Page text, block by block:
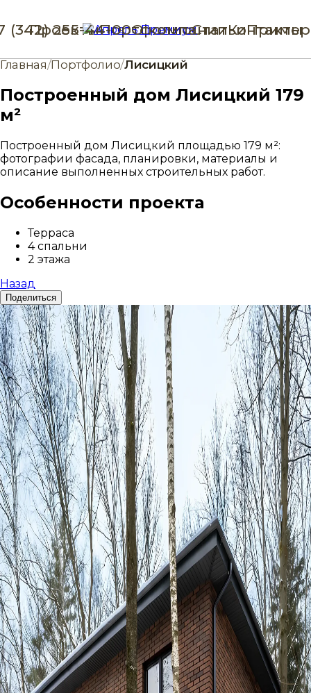
ПроектыПортфолиоСтатьиПример
(342) 255-44-00О компанииКонтакты
Главная/Портфолио/Лисицкий
Построенный дом Лисицкий 179
м²
Построенный дом Лисицкий площадью 179 м²:
фотографии фасада, планировки, материалы и
описание выполненных строительных работ.
Особенности проекта
Терраса
4 спальни
2 этажа
Назад
Поделиться